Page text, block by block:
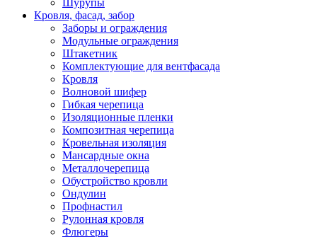
Кровля, фасад, забор
Заборы и ограждения
Модульные ограждения
Штакетник
Комплектующие для вентфасада
Кровля
Волновой шифер
Гибкая черепица
Изоляционные пленки
Композитная черепица
Кровельная изоляция
Мансардные окна
Металлочерепица
Обустройство кровли
Ондулин
Профнастил
Рулонная кровля
Флюгеры